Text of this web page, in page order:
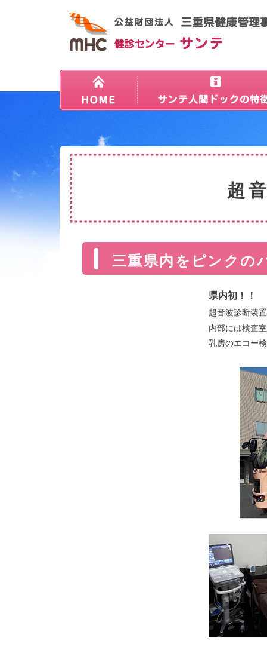
超
三重県内をピンクの
県内初！！
超音波診断装置
内部には検査
乳房のエコー